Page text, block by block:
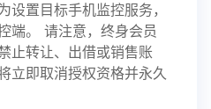
设置目标手机监控服务，
端。 请注意，终身会员
止转让、出借或销售账
立即取消授权资格并永久